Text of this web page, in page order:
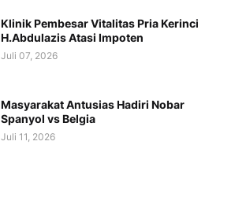
Klinik Pembesar Vitalitas Pria Kerinci
H.Abdulazis Atasi Impoten
Juli 07, 2026
Masyarakat Antusias Hadiri Nobar
Spanyol vs Belgia
Juli 11, 2026